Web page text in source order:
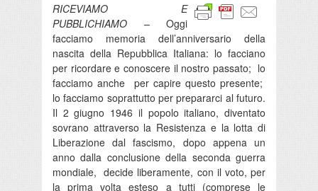
RICEVIAMO E
PUBBLICHIAMO –Oggi
facciamo memoria dell’anniversario della
nascita della Repubblica Italiana: lo facciano
per ricordare e conoscere il nostro passato; lo
facciamo anche per capire questo presente;
lo facciamo soprattutto per prepararci al futuro.
Il 2 giugno 1946 il popolo italiano, diventato
sovrano attraverso la Resistenza e la lotta di
Liberazione dal fascismo, dopo appena un
anno dalla conclusione della seconda guerra
mondiale, decide liberamente, con il voto, per
la prima volta esteso a tutti (comprese le